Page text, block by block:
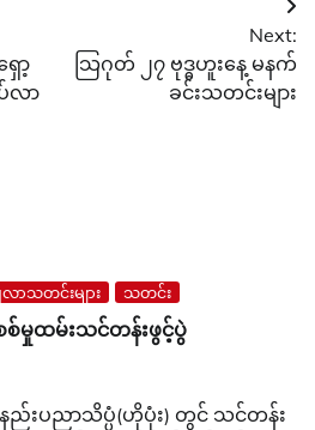
ာ့
လာ
Next:
သြဂုတ် ၂၇ ဗုဒ္ဓဟူးနေ့ မနက်
ခင်းသတင်းများ
ာသတင်းများ သတင်း
မှုထမ်းသင်တန်းဖွင့်ပွဲ
းပညာသိပ္ပံ(ဟိုပုံး) တွင် သင်တန်း